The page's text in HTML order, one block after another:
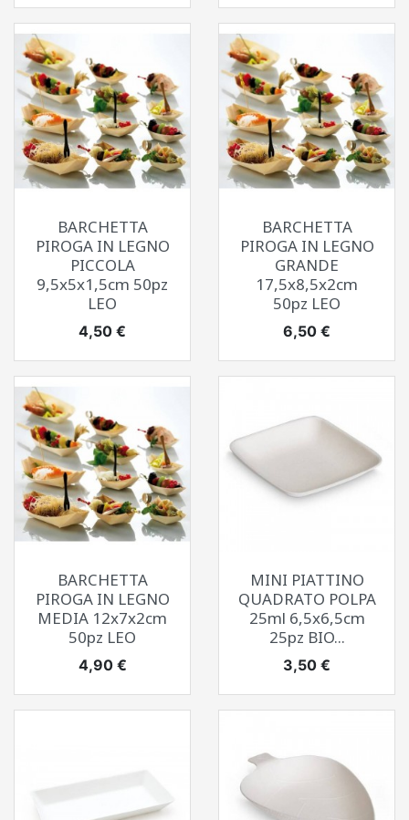
BARCHETTA
PIROGA IN LEGNO
PICCOLA
9,5x5x1,5cm 50pz
LEO
Prezzo
4,50 €
BARCHETTA
PIROGA IN LEGNO
GRANDE
17,5x8,5x2cm
50pz LEO
Prezzo
6,50 €
BARCHETTA
PIROGA IN LEGNO
MEDIA 12x7x2cm
50pz LEO
Prezzo
4,90 €
MINI PIATTINO
QUADRATO POLPA
25ml 6,5x6,5cm
25pz BIO...
Prezzo
3,50 €